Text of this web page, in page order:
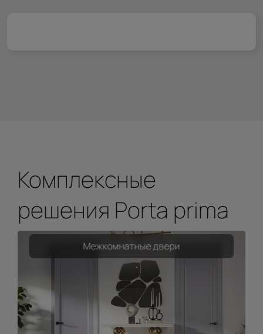
Комплексные
решения Porta prima
Межкомнатные двери